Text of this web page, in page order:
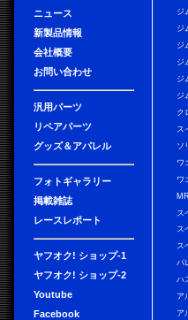
ニュース
新製品情報
会社概要
お問い合わせ
汎用パーツ
リペアパーツ
グッズ＆アパレル
フォトギャラリー
掲載雑誌
レースレポート
ヤフオク! ショップ-1
ヤフオク! ショップ-2
Youtube
Facebook
ジ
ジ
ジ
ジ
ジ
ジ
ク
ス
ソ
ワ
ワ
ス
ス
ス
パ
ハ
ア
ア